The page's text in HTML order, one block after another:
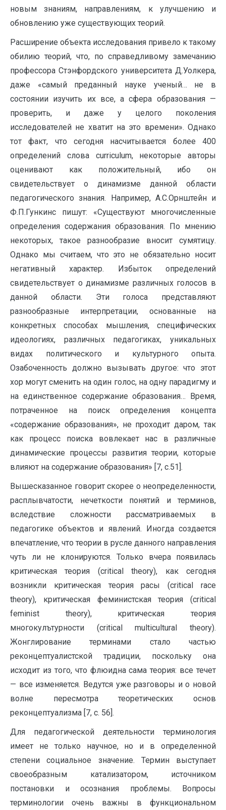
новым знаниям, направлениям, к улучшению и
обновлению уже существующих теорий.
Расширение объекта исследования привело к такому
обилию теорий, что, по справедливому замечанию
профессора Стэнфордского университета Д.Уолкера,
даже «самый преданный науке ученый… не в
состоянии изучить их все, а сфера образования —
проверить, и даже у целого поколения
исследователей не хватит на это времени». Однако
тот факт, что сегодня насчитывается более 400
определений слова curriculum, некоторые авторы
оценивают как положительный, ибо он
свидетельствует о динамизме данной области
педагогического знания. Например, А.С.Орнштейн и
Ф.П.Гункинс пишут: «Существуют многочисленные
определения содержания образования. По мнению
некоторых, такое разнообразие вносит сумятицу.
Однако мы считаем, что это не обязательно носит
негативный характер. Избыток определений
свидетельствует о динамизме различных голосов в
данной области. Эти голоса представляют
разнообразные интерпретации, основанные на
конкретных способах мышления, специфических
идеологиях, различных педагогиках, уникальных
видах политического и культурного опыта.
Озабоченность должно вызывать другое: что этот
хор могут сменить на один голос, на одну парадигму и
на единственное содержание образования… Время,
потраченное на поиск определения концепта
«содержание образования», не проходит даром, так
как процесс поиска вовлекает нас в различные
динамические процессы развития теории, которые
влияют на содержание образования» [7, с.51].
Вышесказанное говорит скорее о неопределенности,
расплывчатости, нечеткости понятий и терминов,
вследствие сложности рассматриваемых в
педагогике объектов и явлений. Иногда создается
впечатление, что теории в русле данного направления
чуть ли не клонируются. Только вчера появилась
критическая теория (critical theory), как сегодня
возникли критическая теория расы (critical race
theory), критическая феминистская теория (critical
feminist theory), критическая теория
многокулътурности (critical multicultural theory).
Жонглирование терминами стало частью
реконцептуалистской традиции, поскольку она
исходит из того, что флюидна сама теория: все течет
— все изменяется. Ведутся уже разговоры и о новой
волне пересмотра теоретических основ
реконцептуализма [7, с. 56].
Для педагогической деятельности терминология
имеет не только научное, но и в определенной
степени социальное значение. Термин выступает
своеобразным катализатором, источником
постановки и осознания проблемы. Вопросы
терминологии очень важны в функциональном